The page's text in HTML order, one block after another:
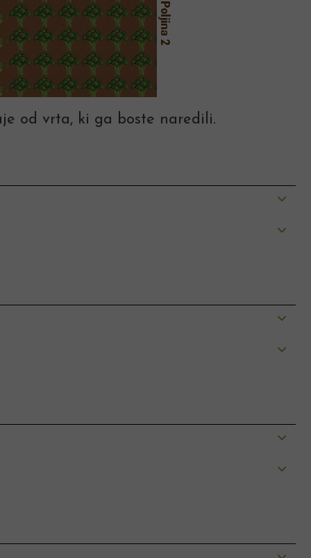
od vrta, ki ga boste naredili.